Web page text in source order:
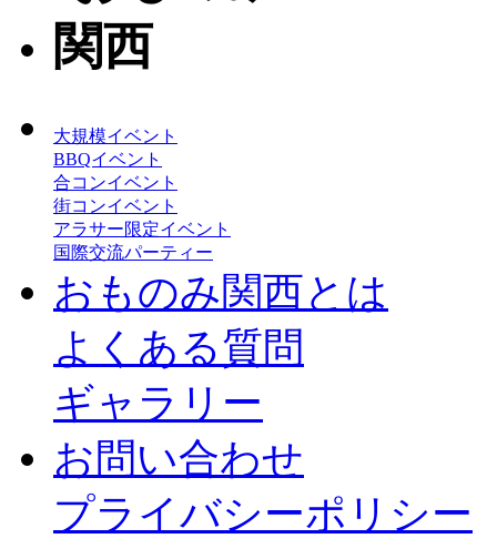
大規模イベント
BBQイベント
合コンイベント
街コンイベント
アラサー限定イベント
国際交流パーティー
おものみ関西とは
よくある質問
ギャラリー
お問い合わせ
プライバシーポリシー